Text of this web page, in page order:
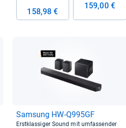
158,98 €
159,00 €
Sam­sung HW-​Q995GF
Erstklassiger Sound mit umfassender